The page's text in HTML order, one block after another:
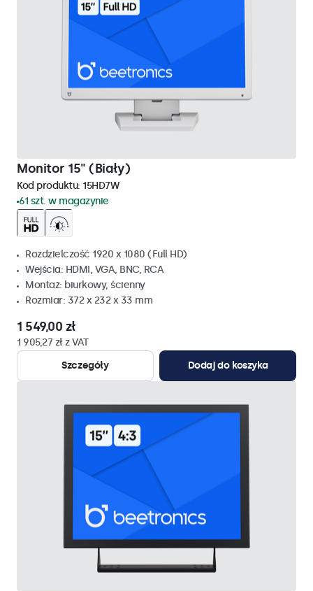
Monitor 15" (Biały)
Kod produktu: 15HD7W
61 szt. w magazynie
Rozdzielczość 1920 x 1080 (Full HD)
Wejścia: HDMI, VGA, BNC, RCA
Montaż: biurkowy, ścienny
Rozmiar: 372 x 232 x 33 mm
1 549,00 zł
1 905,27 zł z VAT
Szczegóły
Dodaj do koszyka